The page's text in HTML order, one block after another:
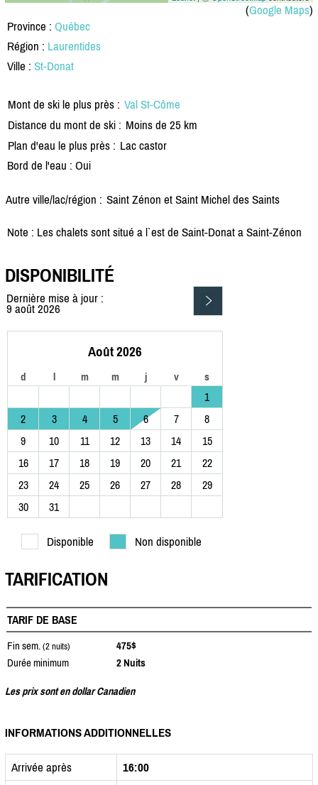
(Google Maps)
Province : Québec
Région : Laurentides
Ville : St-Donat
Mont de ski le plus près : Val St-Côme
Distance du mont de ski : Moins de 25 km
Plan d'eau le plus près : Lac castor
Bord de l'eau : Oui
Autre ville/lac/région : Saint Zénon et Saint Michel des Saints
Note : Les chalets sont situé a l`est de Saint-Donat a Saint-Zénon
DISPONIBILITÉ
Dernière mise à jour :
9 août 2026
Août 2026
d l m m j v s
1
2
3 4 5 6 7
8
9
10 11 12 13 14
15
16
17 18 19 20 21
22
23
24 25 26 27 28
29
30
31
Disponible Non disponible
TARIFICATION
TARIF DE BASE
Fin sem. (2 nuits)
475$
Durée minimum
2 Nuits
Les prix sont en dollar Canadien
INFORMATIONS ADDITIONNELLES
Arrivée après
16:00